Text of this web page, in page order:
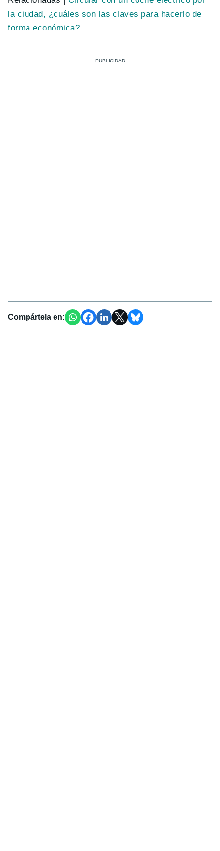
la ciudad, ¿cuáles son las claves para hacerlo de
forma económica?
Compártela en: